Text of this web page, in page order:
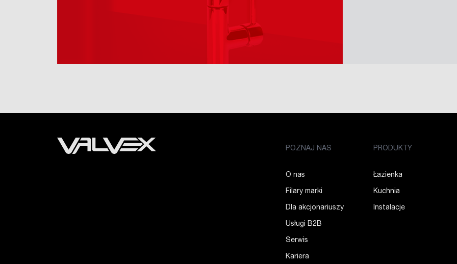
POZNAJ NAS
O nas
Filary marki
Dla akcjonariuszy
Usługi B2B
Serwis
Kariera
PRODUKTY
Łazienka
Kuchnia
Instalacje